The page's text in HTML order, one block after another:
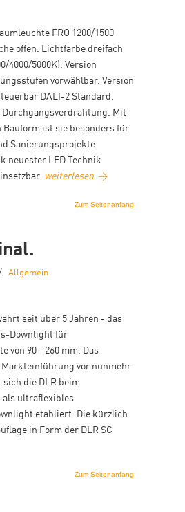
FRO 1200/1500
offen. Lichtfarbe dreifach
4000/5000K). Version
vorwählbar. Version
DALI-2 Standard.
Mit
ist sie besonders für
Sanierungsprojekte
neuester LED Technik
weiterlesen →
Zum Seitenanfang
Allgemein
seit über 5 Jahren - das
Downlight für
von 90 - 260 mm. Das
vor nunmehr
die DLR beim
ultraflexibles
etabliert. Die kürzlich
in Form der DLR SC
Zum Seitenanfang